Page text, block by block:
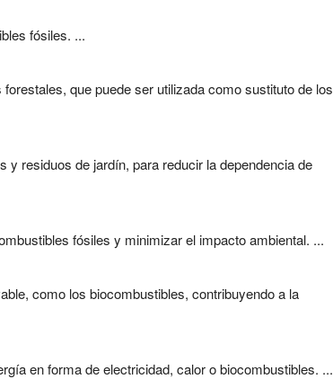
fósiles. ...
que puede ser utilizada como sustituto de los
residuos de jardín, para reducir la dependencia de
fósiles y minimizar el impacto ambiental. ...
como los biocombustibles, contribuyendo a la
en forma de electricidad, calor o biocombustibles. ...